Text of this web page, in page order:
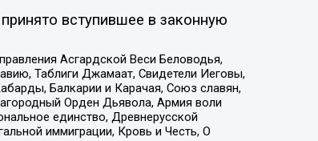
вступившее в законную
Асгардской Веси Беловодья,
Таблиги Джамаат, Свидетели Иеговы,
Балкарии и Карачая, Союз славян,
Орден Дьявола, Армия воли
единство, Древнерусской
иммиграции, Кровь и Честь, О